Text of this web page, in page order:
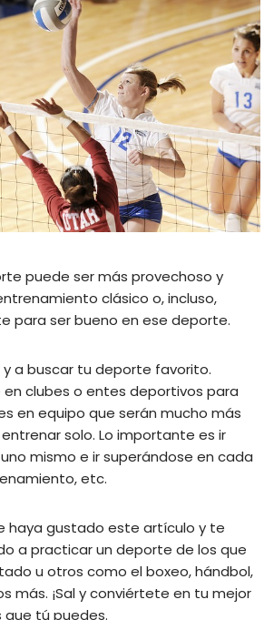
puede ser más provechoso y
clásico o, incluso,
para ser bueno en ese deporte.
y a buscar tu deporte favorito.
en clubes o entes deportivos para
en equipo que serán mucho más
solo. Lo importante es ir
mismo e ir superándose en cada
etc.
haya gustado este artículo y te
a practicar un deporte de los que
u otros como el boxeo, hándbol,
más. ¡Sal y conviértete en tu mejor
que tú puedes.